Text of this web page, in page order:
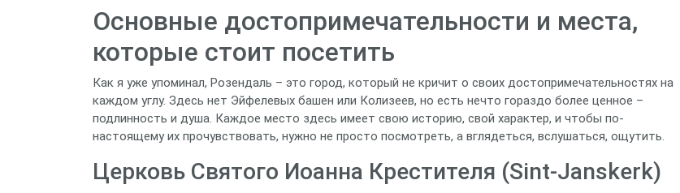
Основные достопримечательности и места,
которые стоит посетить
Как я уже упоминал, Розендаль – это город, который не кричит о своих достопримечательностях на
каждом углу. Здесь нет Эйфелевых башен или Колизеев, но есть нечто гораздо более ценное –
подлинность и душа. Каждое место здесь имеет свою историю, свой характер, и чтобы по-
настоящему их прочувствовать, нужно не просто посмотреть, а вглядеться, вслушаться, ощутить.
Церковь Святого Иоанна Крестителя (Sint-Janskerk)